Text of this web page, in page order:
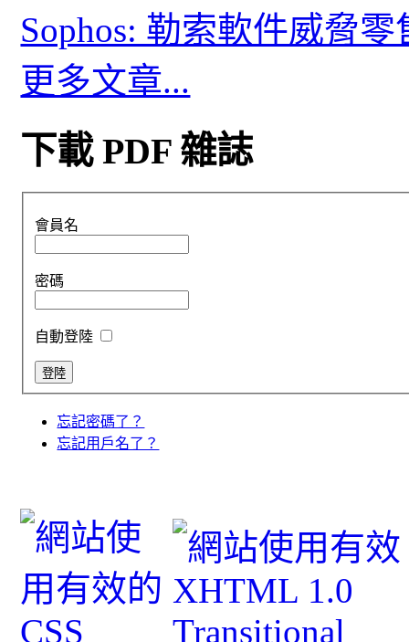
Sophos: 勒索軟件威脅
更多文章...
下載 PDF 雜誌
會員名
密碼
自動登陸
忘記密碼了？
忘記用戶名了？